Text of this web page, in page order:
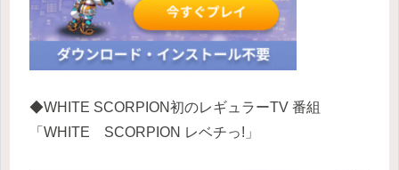
◆WHITE SCORPION初のレギュラーTV 番組
「WHITE SCORPION レベチっ!」